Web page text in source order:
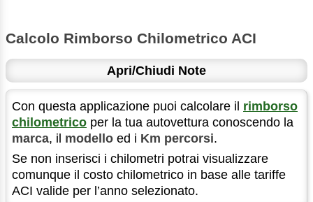
Calcolo Rimborso Chilometrico ACI
Apri/Chiudi Note
Con questa applicazione puoi calcolare il rimborso
chilometrico per la tua autovettura conoscendo la
marca, il modello ed i Km percorsi.
Se non inserisci i chilometri potrai visualizzare
comunque il costo chilometrico in base alle tariffe
ACI valide per l’anno selezionato.